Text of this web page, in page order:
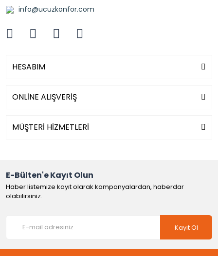
info@ucuzkonfor.com
HESABIM
ONLİNE ALIŞVERİŞ
MÜŞTERİ HİZMETLERİ
E-Bülten'e Kayıt Olun
Haber listemize kayıt olarak kampanyalardan, haberdar
olabilirsiniz.
Kayıt Ol